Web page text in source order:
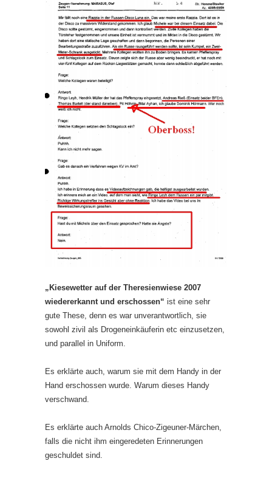
„Kiesewetter auf der Theresienwiese 2007
wiedererkannt und erschossen“ ist eine sehr
gute These, denn es war unverantwortlich, sie
sowohl zivil als Drogeneinkäuferin etc einzusetzen,
und parallel in Uniform.
Es erklärte auch, warum sie mit dem Handy in der
Hand erschossen wurde. Warum dieses Handy
verschwand.
Es erklärte auch Arnolds Chico-Zigeuner-Märchen,
falls die nicht ihm eingeredeten Erinnerungen
geschuldet sind.